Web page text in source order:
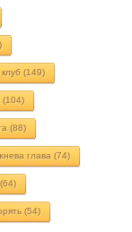
(149)
(104)
(88)
глава (74)
(64)
(54)